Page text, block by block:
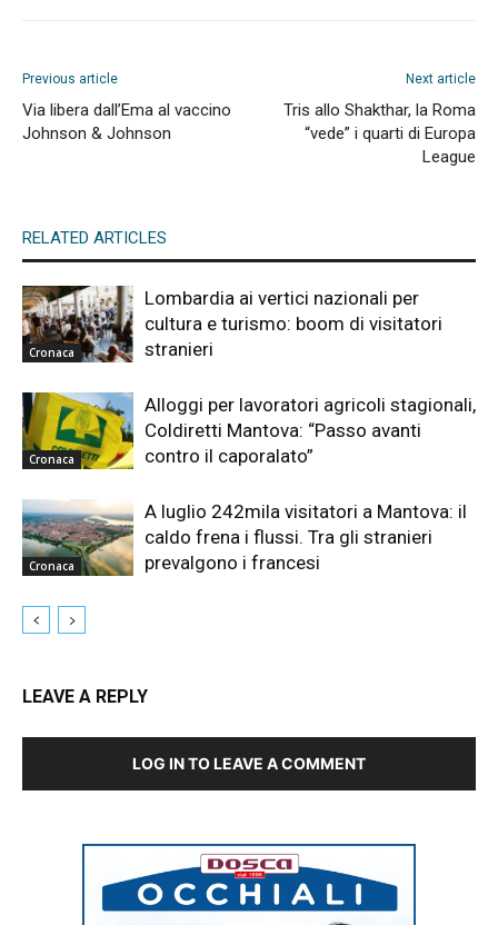
Previous article
Via libera dall’Ema al vaccino
Johnson & Johnson
Next article
Tris allo Shakthar, la Roma
“vede” i quarti di Europa
League
RELATED ARTICLES
Cronaca
Lombardia ai vertici nazionali per
cultura e turismo: boom di visitatori
stranieri
Cronaca
Alloggi per lavoratori agricoli stagionali,
Coldiretti Mantova: “Passo avanti
contro il caporalato”
Cronaca
A luglio 242mila visitatori a Mantova: il
caldo frena i flussi. Tra gli stranieri
prevalgono i francesi
LEAVE A REPLY
LOG IN TO LEAVE A COMMENT